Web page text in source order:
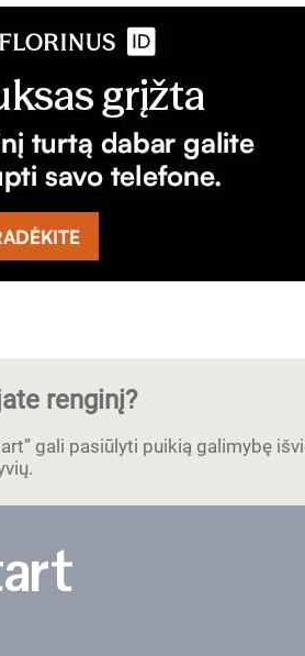
renginį?
gali pasiūlyti puikią galimybę